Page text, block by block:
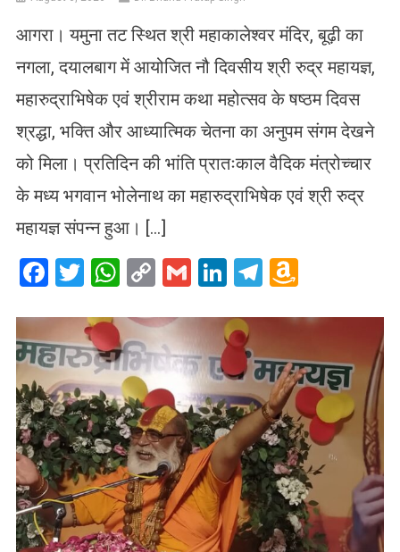
आगरा। यमुना तट स्थित श्री महाकालेश्वर मंदिर, बूढ़ी का
नगला, दयालबाग में आयोजित नौ दिवसीय श्री रुद्र महायज्ञ,
महारुद्राभिषेक एवं श्रीराम कथा महोत्सव के षष्ठम दिवस
श्रद्धा, भक्ति और आध्यात्मिक चेतना का अनुपम संगम देखने
को मिला। प्रतिदिन की भांति प्रातःकाल वैदिक मंत्रोच्चार
के मध्य भगवान भोलेनाथ का महारुद्राभिषेक एवं श्री रुद्र
महायज्ञ संपन्न हुआ। […]
Facebook
Twitter
WhatsApp
CopyGmailLinkedIn
Telegram
List